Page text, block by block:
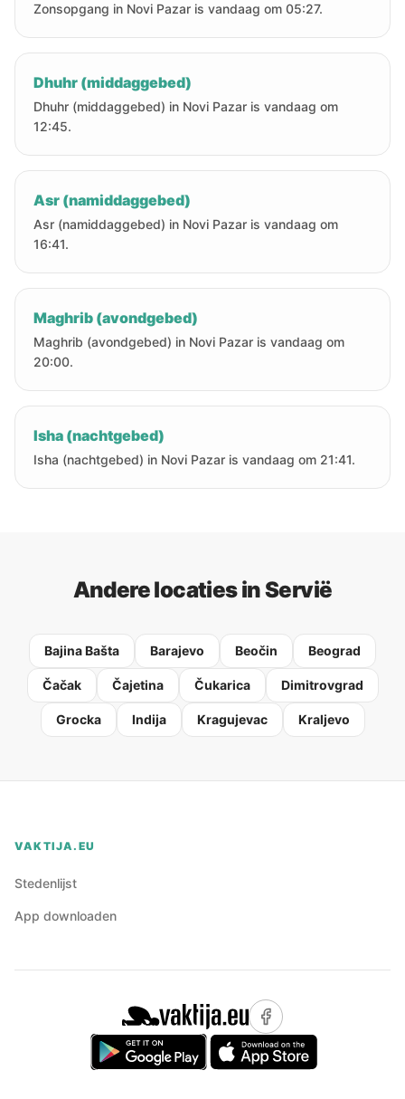
Zonsopgang in Novi Pazar is vandaag om 05:27.
Dhuhr (middaggebed)
Dhuhr (middaggebed) in Novi Pazar is vandaag om
12:45.
Asr (namiddaggebed)
Asr (namiddaggebed) in Novi Pazar is vandaag om
16:41.
Maghrib (avondgebed)
Maghrib (avondgebed) in Novi Pazar is vandaag om
20:00.
Isha (nachtgebed)
Isha (nachtgebed) in Novi Pazar is vandaag om 21:41.
Andere locaties in Servië
Bajina Bašta Barajevo Beočin Beograd
Čačak Čajetina Čukarica Dimitrovgrad
Grocka Indija Kragujevac Kraljevo
VAKTIJA.EU
Stedenlijst
App downloaden